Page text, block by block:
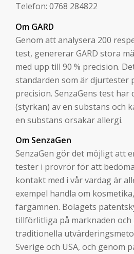
Telefon: 0768 284822
Om GARD
Genom att analysera 200
test, genererar GARD stora
med upp till 90 % precision.
standarden som är djurtester
precision. SenzaGens test
(styrkan) av en substans och
en substans orsakar allergi.
Om SenzaGen
SenzaGen gör det möjligt att
tester i provrör för att
kontakt med i vår vardag är
exempel handla om
färgämnen. Bolagets
tillförlitliga på marknaden
traditionella
Sverige och USA, och genom